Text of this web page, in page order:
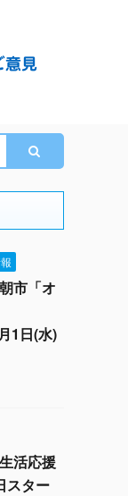
意見
市「オ
1日(水)
活応援
スター